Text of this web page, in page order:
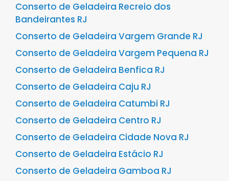
Conserto de Geladeira Recreio dos
Bandeirantes RJ
Conserto de Geladeira Vargem Grande RJ
Conserto de Geladeira Vargem Pequena RJ
Conserto de Geladeira Benfica RJ
Conserto de Geladeira Caju RJ
Conserto de Geladeira Catumbi RJ
Conserto de Geladeira Centro RJ
Conserto de Geladeira Cidade Nova RJ
Conserto de Geladeira Estácio RJ
Conserto de Geladeira Gamboa RJ